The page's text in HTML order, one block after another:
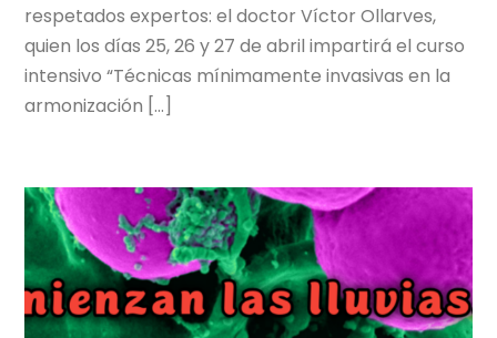
respetados expertos: el doctor Víctor Ollarves,
quien los días 25, 26 y 27 de abril impartirá el curso
intensivo “Técnicas mínimamente invasivas en la
armonización […]